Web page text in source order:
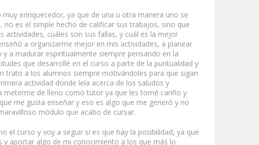
enriquecedor, ya que de una u otra manera uno se
es el simple hecho de calificar sus trabajos, sino que
cuáles son sus fallas, y cuál es la mejor
a organizarme mejor en mis actividades, a planear
a madurar espiritualmente siempre pensando en la
que desarrollé en el curso a parte de la puntualidad y
trato a los alumnos siempre motivándoles para que sigan
actividad donde leía acerca de los saludos y
meterme de lleno como tutor ya que les tomé cariño y
me gusta enseñar y eso es algo que me generó y no
módulo que acabo de cursar.
el curso y voy a seguir si es que hay la posibilidad, ya que
aportar algo de mi conocimiento a los que más lo